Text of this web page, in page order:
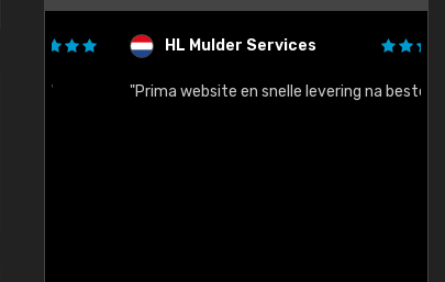
HL Mulder Services
"Prima website en snelle levering na bestelling"